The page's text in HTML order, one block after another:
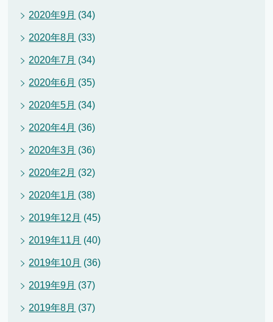
2020年9月 (34)
2020年8月 (33)
2020年7月 (34)
2020年6月 (35)
2020年5月 (34)
2020年4月 (36)
2020年3月 (36)
2020年2月 (32)
2020年1月 (38)
2019年12月 (45)
2019年11月 (40)
2019年10月 (36)
2019年9月 (37)
2019年8月 (37)